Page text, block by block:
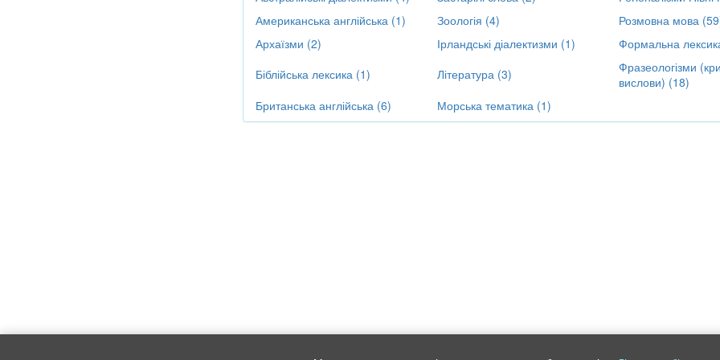
Американська англійська (1)
Зоологія (4)
Розмовна мова
Архаїзми (2)
Ірландські діалектизми (1)
Формальна
Біблійська лексика (1)
Література (3)
Фразеологізми
вислови) (18)
Британська англійська (6)
Морська тематика (1)